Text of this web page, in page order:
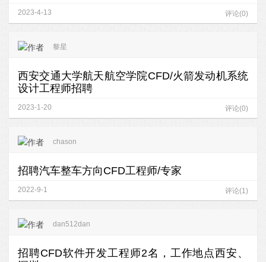
2023-4-13 评论(0)
黎星
西安交通大学航天航空学院CFD/火箭发动机系统
设计工程师招聘
2023-1-20 评论(0)
chason
招聘汽车整车方向CFD工程师/专家
2022-9-1 评论(1)
dan512dan
招聘CFD软件开发工程师2名，工作地点西安、